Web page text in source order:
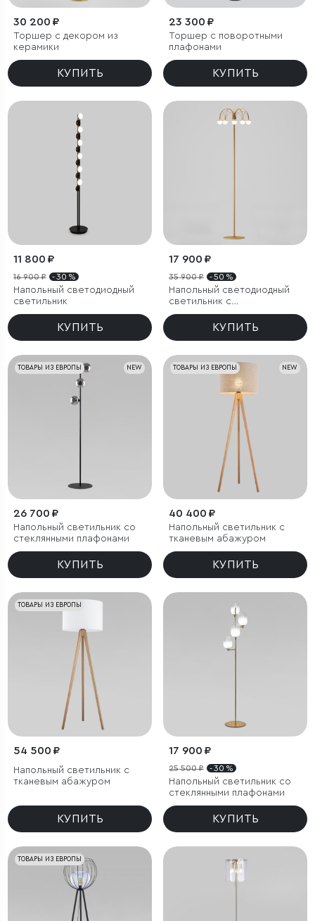
30 200 ₽
Торшер с декором из
керамики
КУПИТЬ
23 300 ₽
Торшер с поворотными
плафонами
КУПИТЬ
11 800 ₽
16 900 ₽ - 30 %
Напольный светодиодный
светильник
КУПИТЬ
17 900 ₽
35 900 ₽ - 50 %
Напольный светодиодный
светильник с
регулировкой цветовой
температуры Ragno
КУПИТЬ
NEW
ТОВАРЫ ИЗ ЕВРОПЫ
26 700 ₽
Напольный светильник со
стеклянными плафонами
КУПИТЬ
NEW
ТОВАРЫ ИЗ ЕВРОПЫ
40 400 ₽
Напольный светильник с
тканевым абажуром
КУПИТЬ
ТОВАРЫ ИЗ ЕВРОПЫ
54 500 ₽
Напольный светильник с
тканевым абажуром
КУПИТЬ
17 900 ₽
25 500 ₽ - 30 %
Напольный светильник со
стеклянными плафонами
КУПИТЬ
ТОВАРЫ ИЗ ЕВРОПЫ